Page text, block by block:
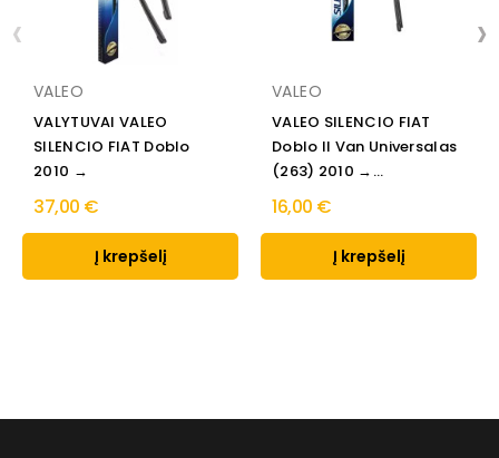
VALEO
VALYTUVAI VALEO
SILENCIO FIAT Doblo
2010 →
37,00 €
Į krepšelį
VALEO
VALEO SILENCIO FIAT
Doblo II Van Universalas
(263) 2010 →...
16,00 €
Į krepšelį
‹ ›